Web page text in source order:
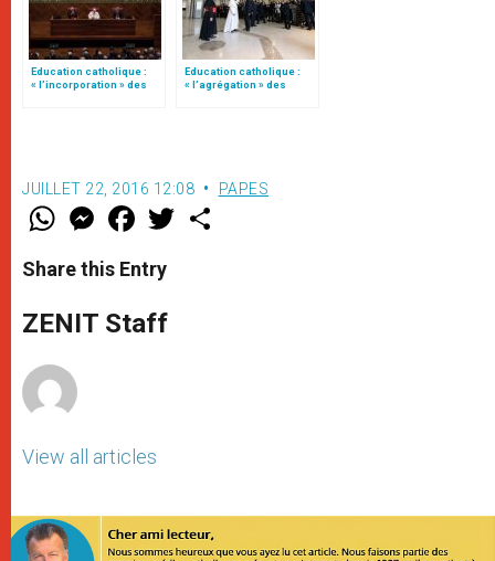
Education catholique :
« l’incorporation » des
Education catholique :
« l’agrégation » des
JUILLET 22, 2016 12:08 PAPES
W
t
s
p
p
M
e
s
e
g
e
F
a
e
b
o
k
w
Share this Entry
ZENIT Staff
View all articles